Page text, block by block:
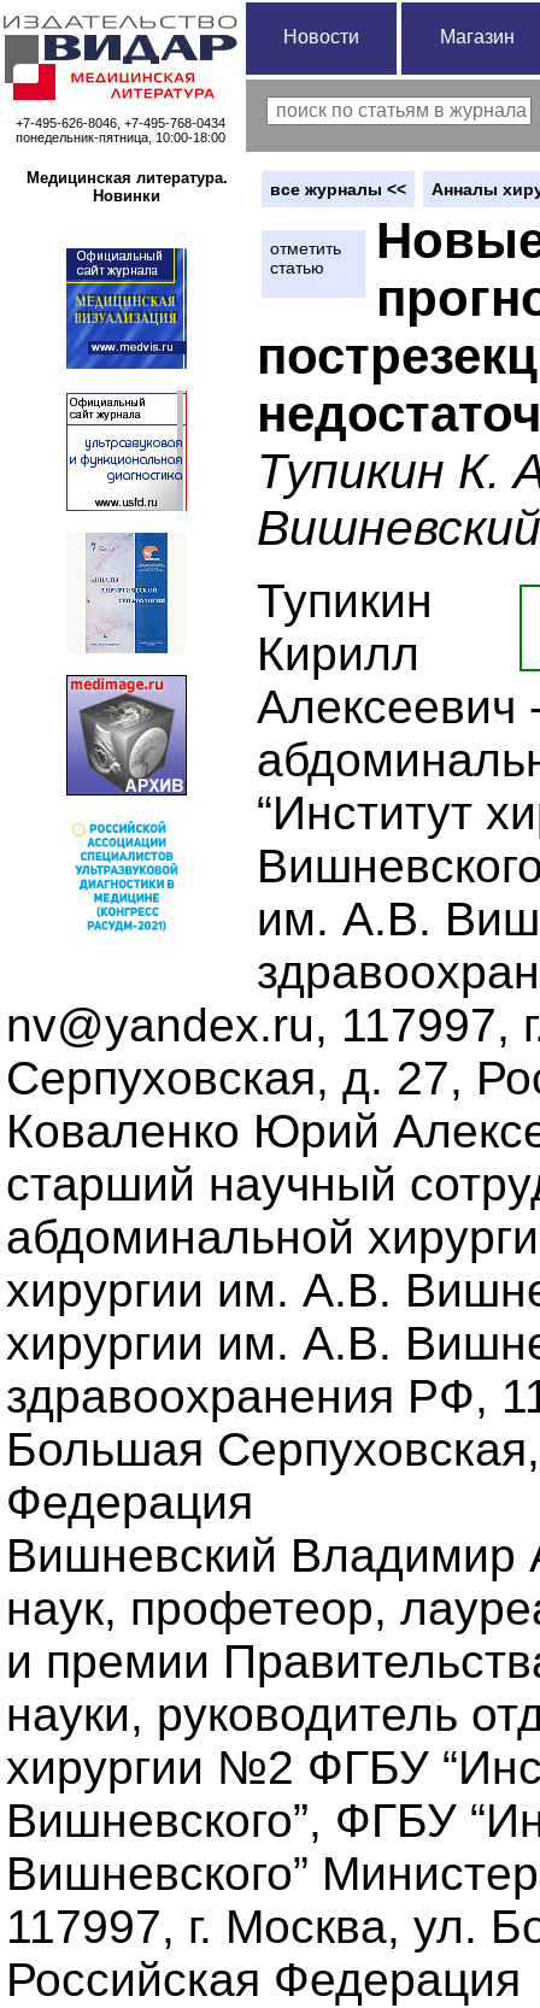
+7-495-626-8046, +7-495-768-0434
понедельник-пятница, 10:00-18:00
Новости Магазин
Медицинская литература.
Новинки
вce журналы << Анналы
отметить
статью
Тупикин К.
Тупикин
Кирилл
Алексеевич
“Институт
им. А.В.
nv@yandex.ru, 117997,
Серпуховская, д. 27,
Коваленко Юрий
старший научный
абдоминальной
хирургии им. А.В.
хирургии им. А.В.
здравоохранения РФ,
Большая
Федерация
Вишневский Владимир
наук, профетеор,
и премии
науки, руководитель
хирургии №2 ФГБУ
Вишневского”, ФГБУ
Вишневского”
117997, г. Москва, ул.
Российская Федерация